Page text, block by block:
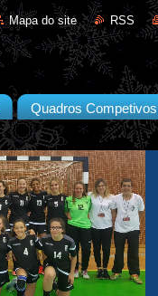
Mapa do site RSS
Quadros Competivos